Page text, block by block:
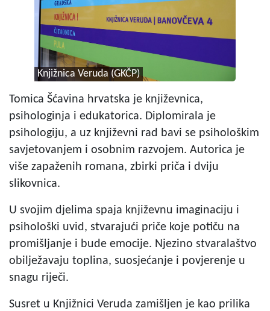
Knjižnica Veruda (GKČP)
Tomica Šćavina hrvatska je književnica,
psihologinja i edukatorica. Diplomirala je
psihologiju, a uz književni rad bavi se psihološkim
savjetovanjem i osobnim razvojem. Autorica je
više zapaženih romana, zbirki priča i dviju
slikovnica.
U svojim djelima spaja književnu imaginaciju i
psihološki uvid, stvarajući priče koje potiču na
promišljanje i bude emocije. Njezino stvaralaštvo
obilježavaju toplina, suosjećanje i povjerenje u
snagu riječi.
Susret u Knjižnici Veruda zamišljen je kao prilika